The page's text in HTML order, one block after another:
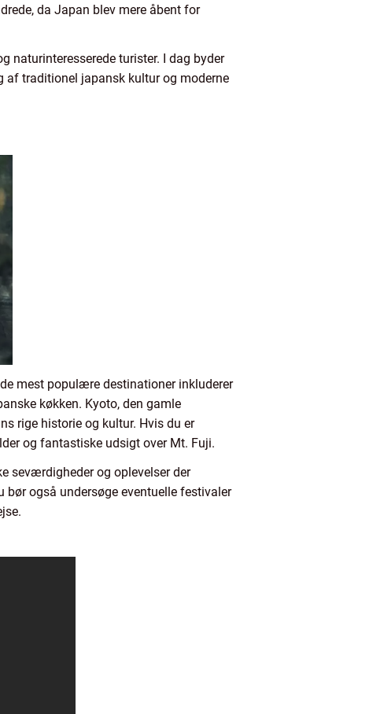
da Japan blev mere åbent for
naturinteresserede turister. I dag byder
af traditionel japansk kultur og moderne
mest populære destinationer inkluderer
køkken. Kyoto, den gamle
rige historie og kultur. Hvis du er
og fantastiske udsigt over Mt. Fuji.
seværdigheder og oplevelser der
også undersøge eventuelle festivaler